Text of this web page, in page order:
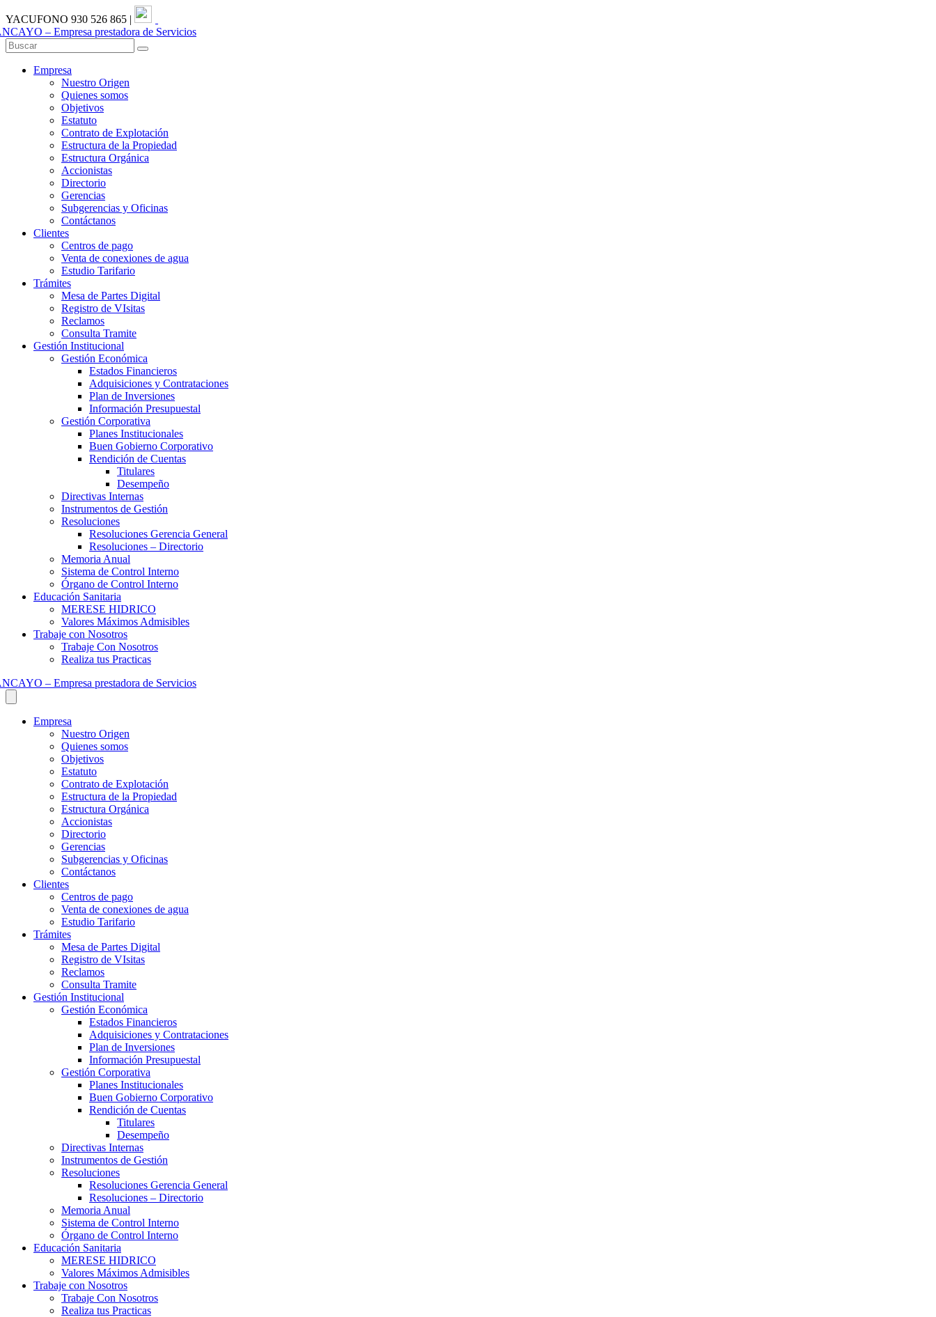
YACUFONO 930 526 865 |
Empresa
Nuestro Origen
Quienes somos
Objetivos
Estatuto
Contrato de Explotación
Estructura de la Propiedad
Estructura Orgánica
Accionistas
Directorio
Gerencias
Subgerencias y Oficinas
Contáctanos
Clientes
Centros de pago
Venta de conexiones de agua
Estudio Tarifario
Trámites
Mesa de Partes Digital
Registro de VIsitas
Reclamos
Consulta Tramite
Gestión Institucional
Gestión Económica
Estados Financieros
Adquisiciones y Contrataciones
Plan de Inversiones
Información Presupuestal
Gestión Corporativa
Planes Institucionales
Buen Gobierno Corporativo
Rendición de Cuentas
Titulares
Desempeño
Directivas Internas
Instrumentos de Gestión
Resoluciones
Resoluciones Gerencia General
Resoluciones – Directorio
Memoria Anual
Sistema de Control Interno
Órgano de Control Interno
Educación Sanitaria
MERESE HIDRICO
Valores Máximos Admisibles
Trabaje con Nosotros
Trabaje Con Nosotros
Realiza tus Practicas
Empresa
Nuestro Origen
Quienes somos
Objetivos
Estatuto
Contrato de Explotación
Estructura de la Propiedad
Estructura Orgánica
Accionistas
Directorio
Gerencias
Subgerencias y Oficinas
Contáctanos
Clientes
Centros de pago
Venta de conexiones de agua
Estudio Tarifario
Trámites
Mesa de Partes Digital
Registro de VIsitas
Reclamos
Consulta Tramite
Gestión Institucional
Gestión Económica
Estados Financieros
Adquisiciones y Contrataciones
Plan de Inversiones
Información Presupuestal
Gestión Corporativa
Planes Institucionales
Buen Gobierno Corporativo
Rendición de Cuentas
Titulares
Desempeño
Directivas Internas
Instrumentos de Gestión
Resoluciones
Resoluciones Gerencia General
Resoluciones – Directorio
Memoria Anual
Sistema de Control Interno
Órgano de Control Interno
Educación Sanitaria
MERESE HIDRICO
Valores Máximos Admisibles
Trabaje con Nosotros
Trabaje Con Nosotros
Realiza tus Practicas